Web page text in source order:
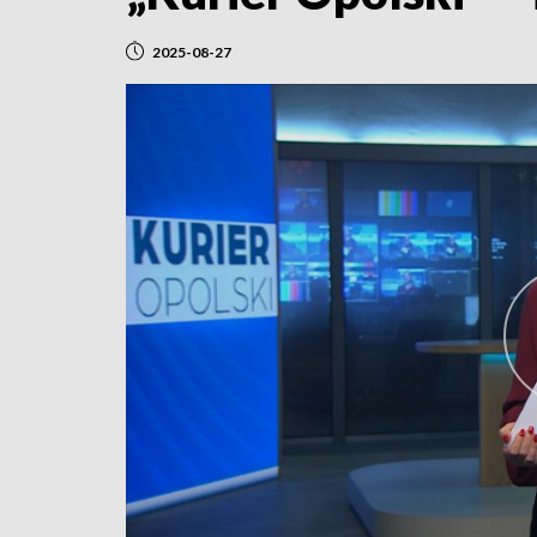
2025-08-27